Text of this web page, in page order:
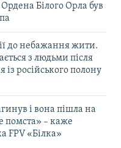
Білого Орла був
до небажання жити.
з людьми після
із російського полону
і вона пішла на
помста» – каже
FPV «Білка»